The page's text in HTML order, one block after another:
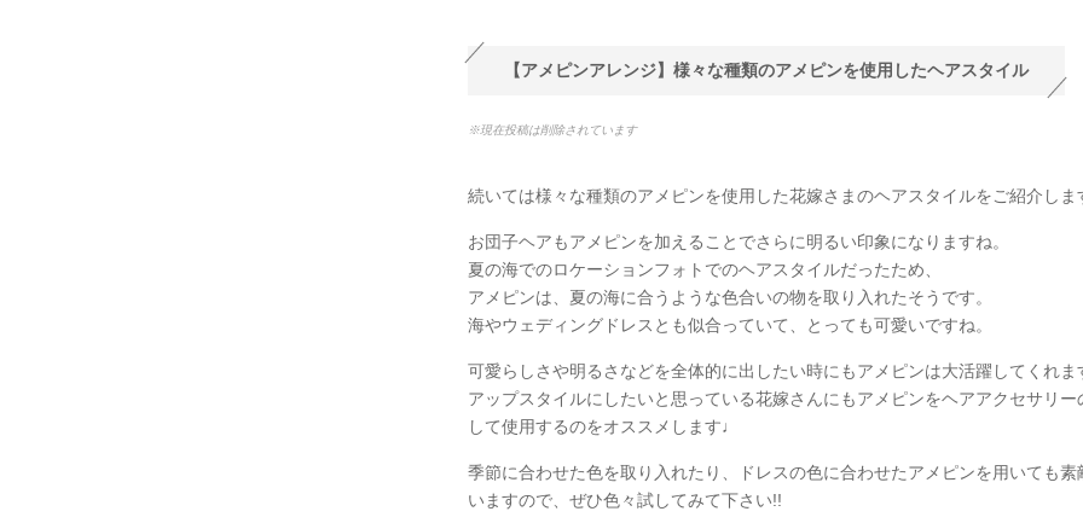
【アメピンアレンジ】様々な種類のアメピンを使用したヘアスタイル
※現在投稿は削除されています
続いては様々な種類のアメピンを使用した花嫁さまのヘアスタイルをご紹介しま
お団子ヘアもアメピンを加えることでさらに明るい印象になりますね。
夏の海でのロケーションフォトでのヘアスタイルだったため、
アメピンは、夏の海に合うような色合いの物を取り入れたそうです。
海やウェディングドレスとも似合っていて、とっても可愛いですね。
可愛らしさや明るさなどを全体的に出したい時にもアメピンは大活躍してくれま
アップスタイルにしたいと思っている花嫁さんにもアメピンをヘアアクセサリー
して使用するのをオススメします♩
季節に合わせた色を取り入れたり、ドレスの色に合わせたアメピンを用いても素
いますので、ぜひ色々試してみて下さい!!